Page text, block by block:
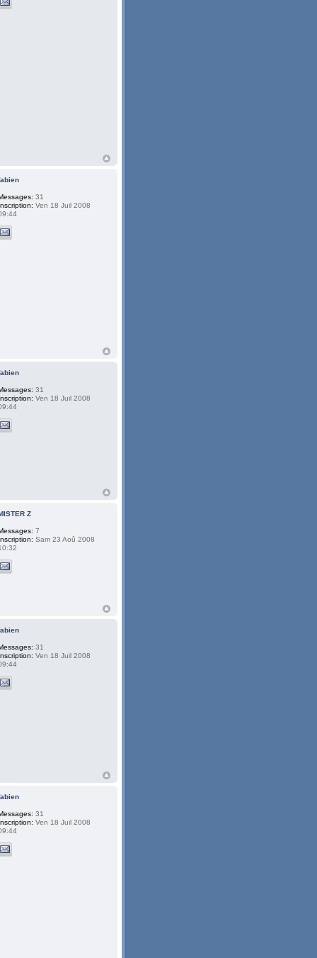
31
Ven 18 Juil 2008
31
Ven 18 Juil 2008
Z
7
Sam 23 Aoû 2008
31
Ven 18 Juil 2008
31
Ven 18 Juil 2008